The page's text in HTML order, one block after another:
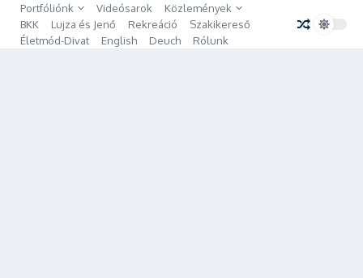
Ugrás a tartalomhoz
Portfóliónk Videósarok
Közlemények
BKK
Lujza és Jenő Rekreáció
Szakikereső
Életmód-Divat
English Deuch Rólunk